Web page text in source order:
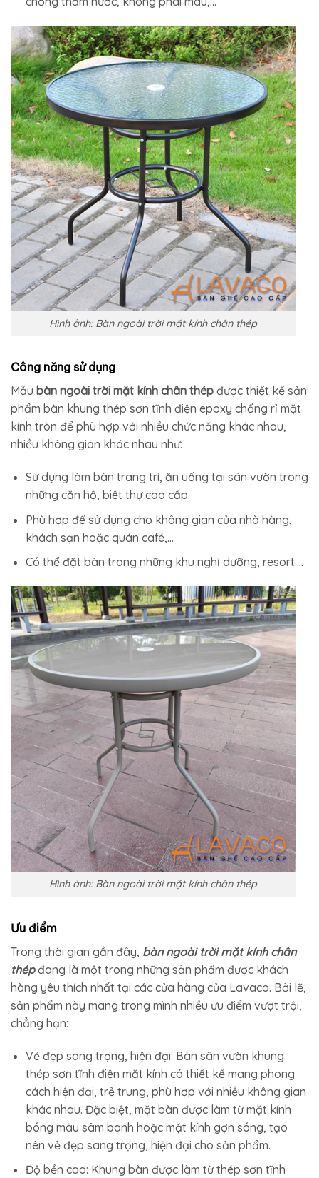
Hình ảnh: Bàn ngoài trời mặt kính chân thép
Công năng sử dụng
Mẫu bàn ngoài trời mặt kính chân thép được thiết kế sản
phẩm bàn khung thép sơn tĩnh điện epoxy chống rỉ mặt
kính tròn để phù hợp với nhiều chức năng khác nhau,
nhiều không gian khác nhau như:
Sử dụng làm bàn trang trí, ăn uống tại sân vườn trong
những căn hộ, biệt thự cao cấp.
Phù hợp để sử dụng cho không gian của nhà hàng,
khách sạn hoặc quán café,…
Có thể đặt bàn trong những khu nghỉ dưỡng, resort….
Hình ảnh: Bàn ngoài trời mặt kính chân thép
Ưu điểm
Trong thời gian gần đây, bàn ngoài trời mặt kính chân
thépđang là một trong những sản phẩm được khách
hàng yêu thích nhất tại các cửa hàng của Lavaco. Bởi lẽ,
sản phẩm này mang trong mình nhiều ưu điểm vượt trội,
chẳng hạn:
Vẻ đẹp sang trọng, hiện đại: Bàn sân vườn khung
thép sơn tĩnh điện mặt kính có thiết kế mang phong
cách hiện đại, trẻ trung, phù hợp với nhiều không gian
khác nhau. Đặc biệt, mặt bàn được làm từ mặt kính
bóng màu sâm banh hoặc mặt kính gợn sóng, tạo
nên vẻ đẹp sang trọng, hiện đại cho sản phẩm.
Độ bền cao: Khung bàn được làm từ thép sơn tĩnh